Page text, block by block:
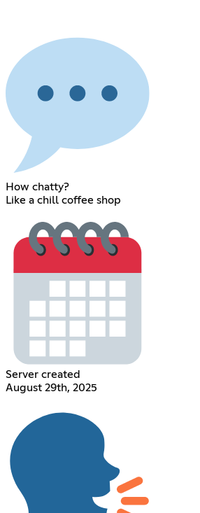
How chatty?
Like a chill coffee shop
Server created
August 29th, 2025